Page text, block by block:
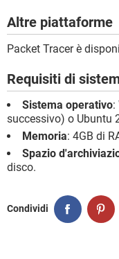
Altre piattaforme
Packet Tracer è
Requisiti di
Sistema operativo:
successivo) o Ubuntu
Memoria: 4GB di
Spazio
disco.
Condividi